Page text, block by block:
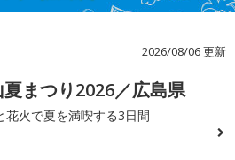
2026/08/06 更新
まつり2026／広島県
花火で夏を満喫する3日間